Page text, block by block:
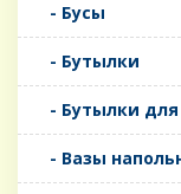
- Бусы
- Бутылки
- Бутылки
- Вазы